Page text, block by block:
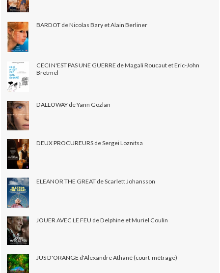
BARDOT de Nicolas Bary et Alain Berliner
CECI N'EST PAS UNE GUERRE de Magali Roucaut et Eric-John
Bretmel
DALLOWAY de Yann Gozlan
DEUX PROCUREURS de Sergei Loznitsa
ELEANOR THE GREAT de Scarlett Johansson
JOUER AVEC LE FEU de Delphine et Muriel Coulin
JUS D'ORANGE d'Alexandre Athané (court-métrage)